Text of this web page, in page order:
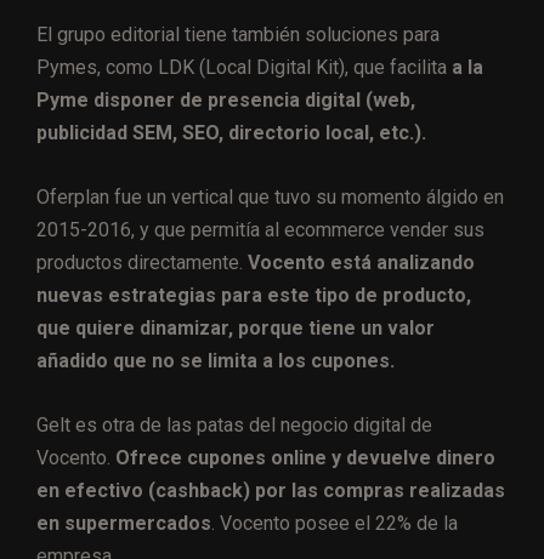
El grupo editorial tiene también soluciones para
Pymes, como LDK (Local Digital Kit), que facilita a la
Pyme disponer de presencia digital (web,
publicidad SEM, SEO, directorio local, etc.).
Oferplan fue un vertical que tuvo su momento álgido en
2015-2016, y que permitía al ecommerce vender sus
productos directamente. Vocento está analizando
nuevas estrategias para este tipo de producto,
que quiere dinamizar, porque tiene un valor
añadido que no se limita a los cupones.
Gelt es otra de las patas del negocio digital de
Vocento. Ofrece cupones online y devuelve dinero
en efectivo (cashback) por las compras realizadas
en supermercados . Vocento posee el 22% de la